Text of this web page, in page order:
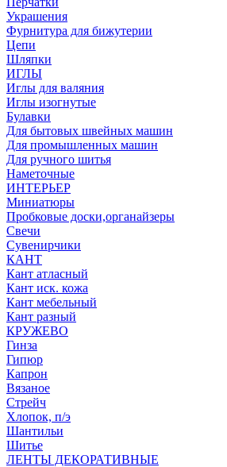
Украшения
Фурнитура для бижутерии
Цепи
Шляпки
ИГЛЫ
Иглы для валяния
Иглы изогнутые
Булавки
Для бытовых швейных машин
Для промышленных машин
Для ручного шитья
Наметочные
ИНТЕРЬЕР
Миниатюры
Пробковые доски,органайзеры
Свечи
Сувенирчики
КАНТ
Кант атласный
Кант иск. кожа
Кант мебельный
Кант разный
КРУЖЕВО
Гинза
Гипюр
Капрон
Вязаное
Стрейч
Хлопок, п/э
Шантильи
Шитье
ЛЕНТЫ ДЕКОРАТИВНЫЕ